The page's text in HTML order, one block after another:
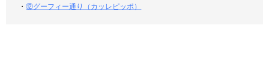
・⑫グーフィー通り（カッレピッポ）